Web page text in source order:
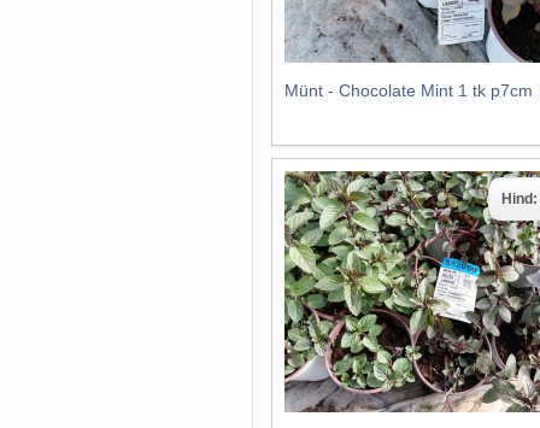
Münt - Chocolate Mint 1 tk p7cm
Hind: